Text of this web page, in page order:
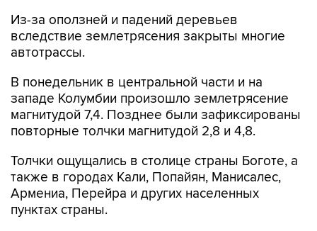
Из-за оползней и падений деревьев
вследствие землетрясения закрыты многие
автотрассы.
В понедельник в центральной части и на
западе Колумбии произошло землетрясение
магнитудой 7,4. Позднее были зафиксированы
повторные толчки магнитудой 2,8 и 4,8.
Толчки ощущались в столице страны Боготе, а
также в городах Кали, Попайян, Манисалес,
Армениа, Перейра и других населенных
пунктах страны.